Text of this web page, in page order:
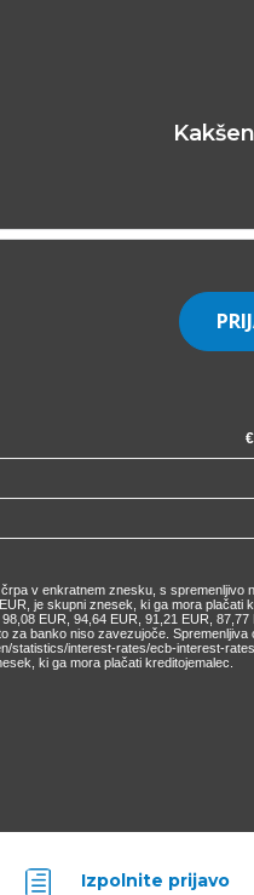
€
v enkratnem znesku, s
je skupni znesek, ki ga mora
EUR, 94,64 EUR, 91,21 EUR,
za banko niso zavezujoče.
statistics/interest-rates/ecb-interest-
ki ga mora plačati kreditojemalec.
h Izpolnite prijavo